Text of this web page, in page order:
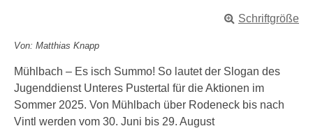
Schriftgröße
Von: Matthias Knapp
Mühlbach – Es isch Summo! So lautet der Slogan des
Jugenddienst Unteres Pustertal für die Aktionen im
Sommer 2025. Von Mühlbach über Rodeneck bis nach
Vintl werden vom 30. Juni bis 29. August